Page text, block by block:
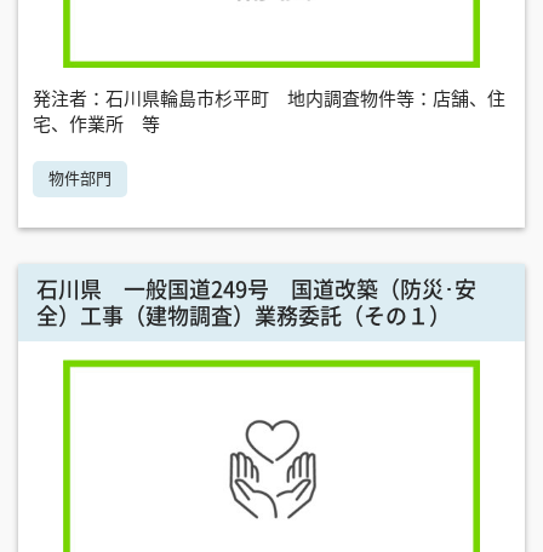
発注者：石川県輪島市杉平町 地内調査物件等：店舗、住
宅、作業所 等
物件部門
石川県 一般国道249号 国道改築（防災･安
全）工事（建物調査）業務委託（その１）